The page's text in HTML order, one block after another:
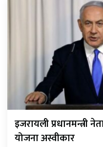
इजरायली प्रधानमन्त्री
योजना अस्वीकार